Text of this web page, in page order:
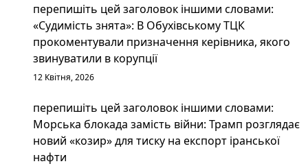
перепишіть цей заголовок іншими словами:
«Судимість знята»: В Обухівському ТЦК
прокоментували призначення керівника, якого
звинуватили в корупції
12 Квітня, 2026
перепишіть цей заголовок іншими словами:
Морська блокада замість війни: Трамп розглядає
новий «козир» для тиску на експорт іранської
нафти